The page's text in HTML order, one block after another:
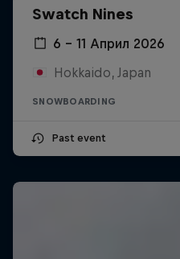
Swatch Nines
6 – 11 Април 2026
Hokkaido, Japan
SNOWBOARDING
Past event